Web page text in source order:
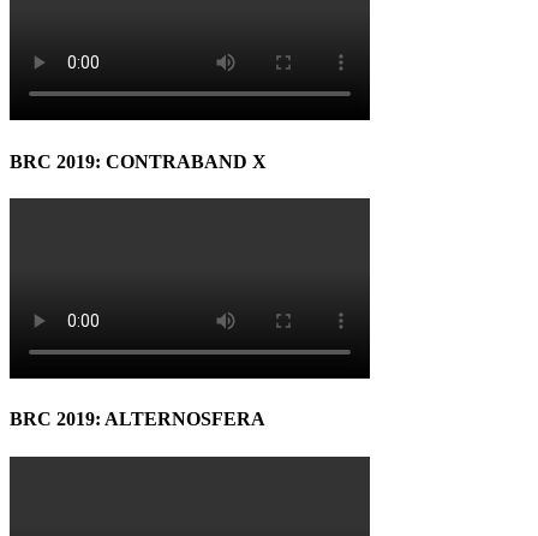
BRC 2019: CONTRABAND X
BRC 2019: ALTERNOSFERA